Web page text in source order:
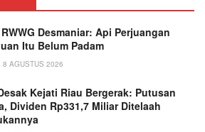
Desmaniar: Api Perjuangan
Itu Belum Padam
8 AGUSTUS 2026
Kejati Riau Bergerak: Putusan
Dividen Rp331,7 Miliar Ditelaah